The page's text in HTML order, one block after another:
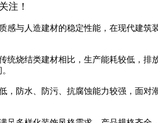
注！
与人造建材的稳定性能，在现代建筑
烧结类建材相比，生产能耗较低，排
防水、防污、抗腐蚀能力较强，面对